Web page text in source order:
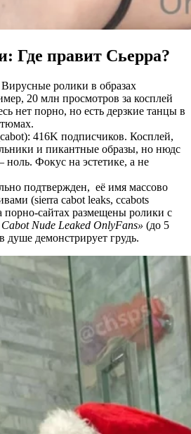
Где правит Сьерра?
ролики в образах
20 млн просмотров за косплей
нет порно, но есть дерзкие танцы в
416K подписчиков. Косплей,
и пикантные образы, но нюдс
Фокус на эстетике, а не
подтвержден, её имя массово
(sierra cabot leaks, ccabots
порно-сайтах размещены ролики с
Nude Leaked OnlyFans» (до 5
душе демонстрирует грудь.